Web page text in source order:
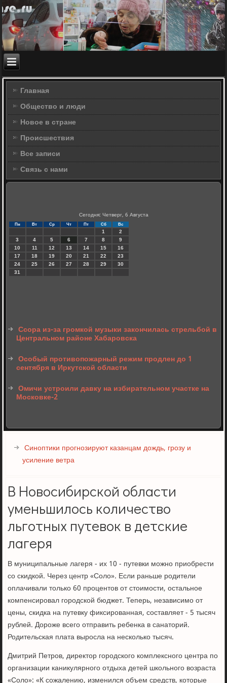
Главная
Общество и люди
Новое в стране
Происшествия
Все записи
Связь с нами
Сегодня: Четверг, 6 Августа
Пн Вт Ср Чт Пт Сб Вс
1
2
3
4 5 6 7 8
9
10
11 12 13 14 15
16
17
18 19 20 21 22
23
24
25 26 27 28 29
30
31
Ссора из-за громкой музыки закончилась стрельбой в
Центральном районе Хабаровска
Особый противопожарный режим продлен до 1
сентября в Иркутской области
Омичи устроили давку на избирательном участке на
Московке-2
Синоптики прогнозируют казанцам дождь, грозу и
усиление ветра
В Новосибирской области
уменьшилось количество
льготных путевок в детские
лагеря
В муниципальные лагеря - их 10 - путевки можно приобрести
со скидкой. Через центр «Соло». Если раньше родители
оплачивали только 60 процентов от стоимости, остальное
компенсировал городской бюджет. Теперь, независимо от
цены, скидка на путевку фиксированная, составляет - 5 тысяч
рублей. Дороже всего отправить ребенка в санаторий.
Родительская плата выросла на несколько тысяч.
Дмитрий Петров, директор городского комплексного центра по
организации каникулярного отдыха детей школьного возраста
«Соло»: «К сожалению, изменился объем средств, которые